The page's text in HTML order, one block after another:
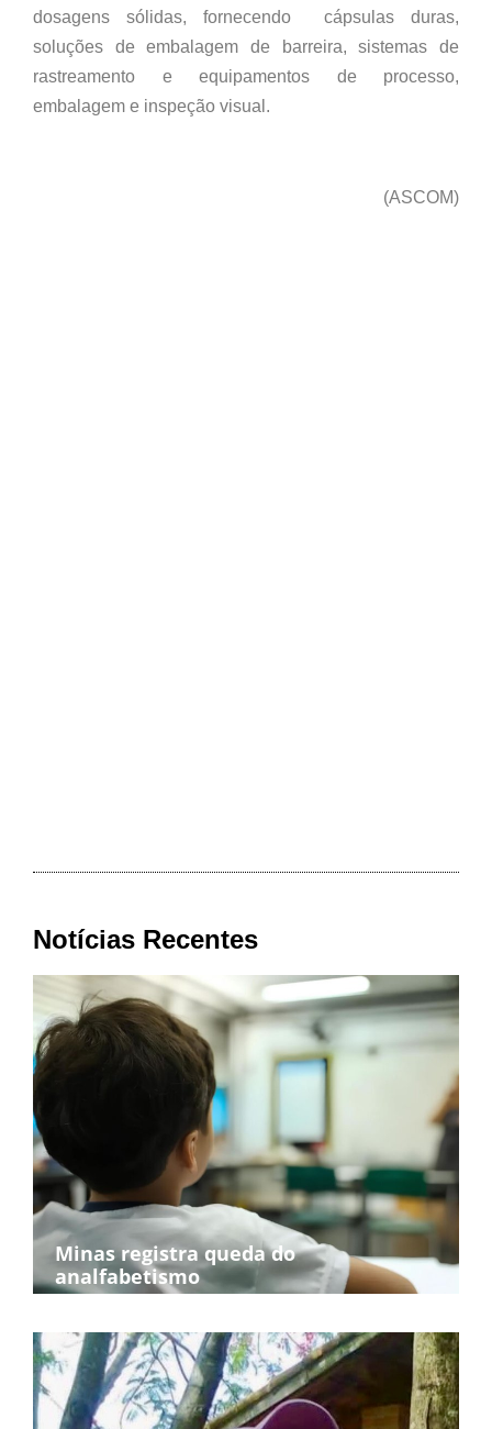
dosagens sólidas, fornecendo cápsulas duras,
soluções de embalagem de barreira, sistemas de
rastreamento e equipamentos de processo,
embalagem e inspeção visual.
(ASCOM)
Notícias Recentes
Minas registra queda do
analfabetismo